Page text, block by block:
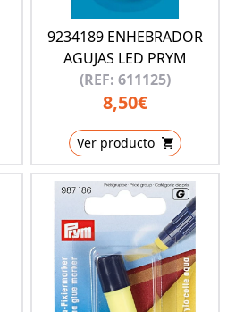
9234189 ENHEBRADOR
AGUJAS LED PRYM
(REF: 611125)
8,50€
Ver producto